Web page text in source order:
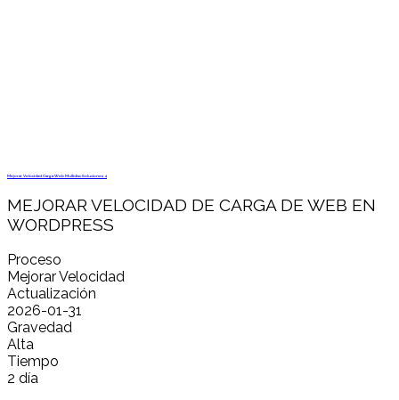
Mejorar Velocidad Carga Web Multidisc Soluciones 4
MEJORAR VELOCIDAD DE CARGA DE WEB EN
WORDPRESS
Proceso
Mejorar Velocidad
Actualización
2026-01-31
Gravedad
Alta
Tiempo
2 día